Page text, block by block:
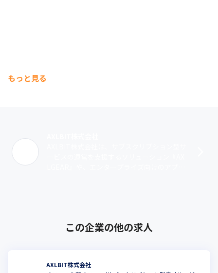
もっと見る
この企業の他の求人
AXLBIT株式会社